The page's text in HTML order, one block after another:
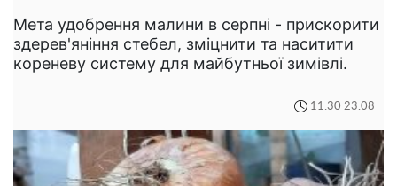
Мета удобрення малини в серпні - прискорити
здерев'яніння стебел, зміцнити та наситити
кореневу систему для майбутньої зимівлі.
11:30 23.08